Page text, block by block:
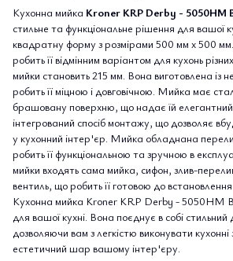
Кухонна мийка Kroner KRP Derby - 5050HM
стильне та функціональне рішення для вашої
квадратну форму з розмірами 500 мм х 500
робить її відмінним варіантом для кухонь
мийки становить 215 мм. Вона виготовлена із
робить її міцною і довговічною. Мийка має
брашовану поверхню, що надає їй
інтегрований спосіб монтажу, що дозволяє
у кухонний інтер'єр. Мийка обладнана
робить її функціональною та зручною в
мийки входять сама мийка, сифон, злив-
вентиль, що робить її готовою до
Кухонна мийка Kroner KRP Derby - 5050HM
для вашої кухні. Вона поєднує в собі стильний
дозволяючи вам з легкістю виконувати
естетичний шар вашому інтер'єру.